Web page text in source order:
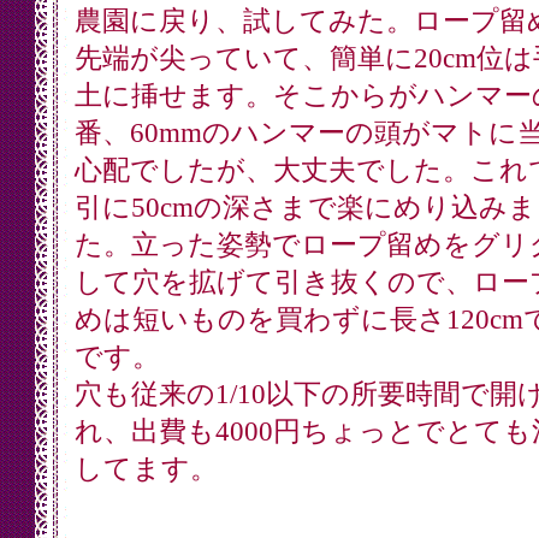
農園に戻り、試してみた。ロープ留
先端が尖っていて、簡単に20cm位
土に挿せます。そこからがハンマー
番、60mmのハンマーの頭がマトに
心配でしたが、大丈夫でした。これ
引に50cmの深さまで楽にめり込み
た。立った姿勢でロープ留めをグリ
して穴を拡げて引き抜くので、ロー
めは短いものを買わずに長さ120cm
です。
穴も従来の1/10以下の所要時間で開
れ、出費も4000円ちょっとでとても
してます。